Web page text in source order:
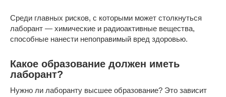
Среди главных рисков, с которыми может столкнуться
лаборант — химические и радиоактивные вещества,
способные нанести непоправимый вред здоровью.
Какое образование должен иметь
лаборант?
Нужно ли лаборанту высшее образование? Это зависит